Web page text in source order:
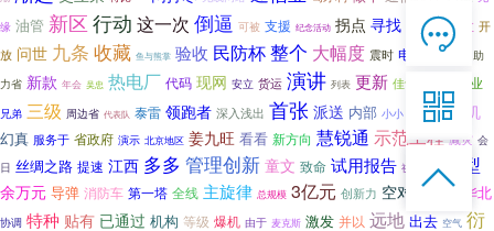
缘 油管 新区 行动 这一次 倒逼 可被 支援 纪念活动 拐点 寻找 赫兹 考拉 开
放 问世 九条 收藏 鱼与熊掌 验收 民防杯整个 大幅度 震时 电量 成熟型
助
力省 新款 年会 吴忠 热电厂 代码 现网 安立 货运 演讲 列表 更新 佳讯 事业
兄弟 三级 周边省 代表队 泰雷 领跑者 深入浅出 首张 派送 内部 小小 大忙 新手机
幻真 服务于 省政府 演示 北京地区 姜九旺 看看 新方向 慧锐通 示范工程 减灾 会
日 丝绸之路 提速 江西 多多 管理创新 童文 致命 试用报告 视频通信 新型
余万元 导弹 消防车 第一塔 全线 主旋律 总规模 3亿元 创新力 空对地 长文 华北
协调 特种 贴有 已通过 机构 等级 爆机 由于 麦克斯 激发 并以 远地 出去 空气 衍


在线客服
7*12 QQ在线，服务咨询

服务热线
恭候聆听，023-86382199手机直接点击
拨打

